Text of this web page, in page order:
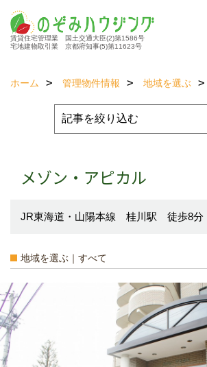
賃貸住宅管理業 国土交通大臣(2)第1586号
宅地建物取引業 京都府知事(5)第11623号
ホーム 管理物件情報 地域を選ぶ
メゾン・アピカル
JR東海道・山陽本線 桂川駅 徒歩8分
地域を選ぶ｜すべて